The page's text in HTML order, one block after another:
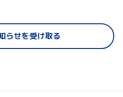
らせを受け取る